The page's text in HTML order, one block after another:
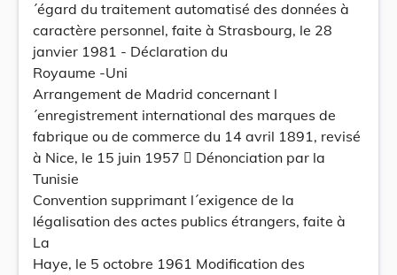
´égard du traitement automatisé des données à
caractère personnel, faite à Strasbourg, le 28
janvier 1981 - Déclaration du
Royaume -Uni
Arrangement de Madrid concernant l
´enregistrement international des marques de
fabrique ou de commerce du 14 avril 1891, revisé
à Nice, le 15 juin 1957  Dénonciation par la
Tunisie
Convention supprimant l´exigence de la
légalisation des actes publics étrangers, faite à
La
Haye, le 5 octobre 1961 Modification des